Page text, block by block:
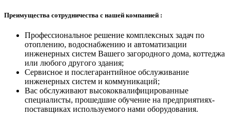
Преимущества сотрудничества с нашей компанией :
Профессиональное решение комплексных задач по
отоплению, водоснабжению и автоматизации
инженерных систем Вашего загородного дома, коттеджа
или любого другого здания;
Сервисное и послегарантийное обслуживание
инженерных систем и коммуникаций;
Вас обслуживают высококвалифицированные
специалисты, прошедшие обучение на предприятиях-
поставщиках используемого нами оборудования.